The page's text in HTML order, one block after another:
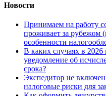
Новости
Принимаем на работу
проживает за рубежом
особенности
В каких случаях в
уведомление об
срока?
Экспедитор не включен
налоговые риски для